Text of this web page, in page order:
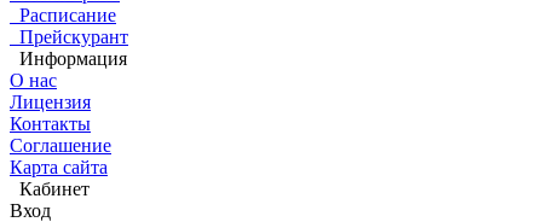
Расписание
Прейскурант
Информация
О нас
Лицензия
Контакты
Соглашение
Карта сайта
Кабинет
Вход